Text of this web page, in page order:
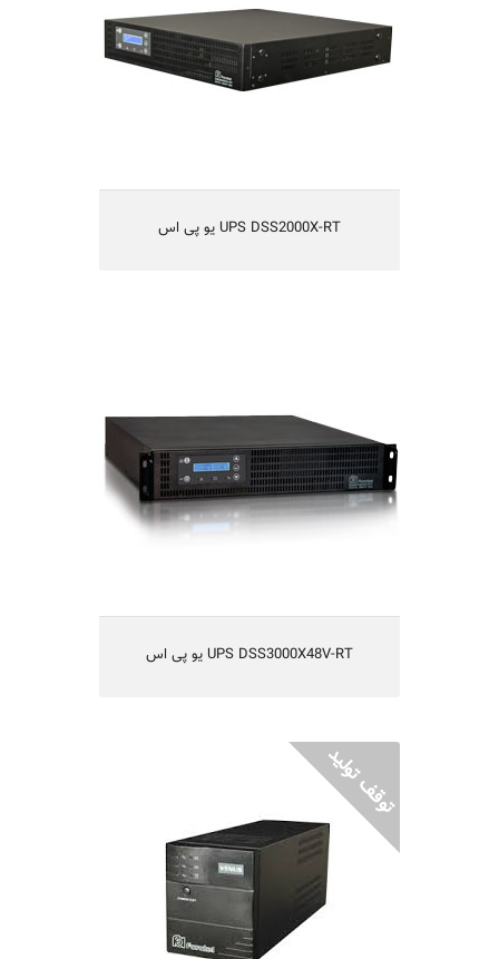
UPS DSS2000X-RT یو پی اس
قابلیت کارکردن با ژنراتور
راندمان بالا
یکسال گارانتی و10 سال تامین قطعات
مناسب شبکه های کامپیوتری کوچک ومتوسط،
UPS DSS3000X48V-RT یو پی اس
تکنولوژی IGBT و یا طراحی بدون ترانس
قابلیت کارکردن با ژنراتور
یوپی اس با راندمان بالا
یکسال گارانتی و 10 سال تامین قطعات
مناسب شبکه های کامپیوتری متوسط و بزرگ،
سیستم های مخابراتی، آزمایشگاهی و اندازه گیری
مناسب کامپیوترهای شخصی و تجهیزات جانبی
مناسب تجهیزات کوچک اکتیو شبکه
حجم و وزن پایین بهمراه 2 باتری‌ سیلد داخلی
مناسب سیستم های صوتی و تصویری منازل،
سیستم اطفاء حریق، نظارت تصویری کوچک و....